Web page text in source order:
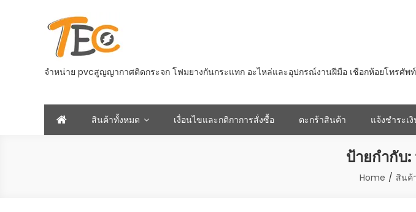
จำหน่าย pvcสูญญากาศติดกระจก โฟมยางกันกระแทก อะไหล่และอุปกรณ์งานฝีมือ เชือกห้อยโทรศั
สินค้าทั้งหมด เงื่อนไขและกติกาการสั่งซื้อ ตะกร้าสินค้า แจ้งชำระเ
ป้ายกำกับ:
Home สินค้